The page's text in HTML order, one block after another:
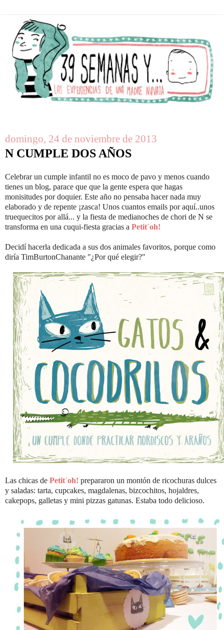
domingo, 24 de noviembre de 2013
N CUMPLE DOS AÑOS
Celebrar un cumple infantil no es moco de pavo y menos cuando
tienes un blog, parace que que la gente espera que hagas
monisitudes por doquier. Este año no pensaba hacer nada muy
elaborado y de repente ¡zasca! Unos cuantos emails por aquí..unos
truequecitos por allá... y la fiesta de medianoches de chori de N se
transforma en una cuqui-fiesta gracias a Petit´oh!
Decidí hacerla dedicada a sus dos animales favoritos, porque como
diría TimBurtonChanante "¿Por qué elegir?"
Las chicas de Petit´oh! prepararon un montón de ricochuras dulces
y saladas: tarta, cupcakes, magdalenas, bizcochitos, hojaldres,
cakepops, galletas y mini pizzas gatunas. Estaba todo delicioso.